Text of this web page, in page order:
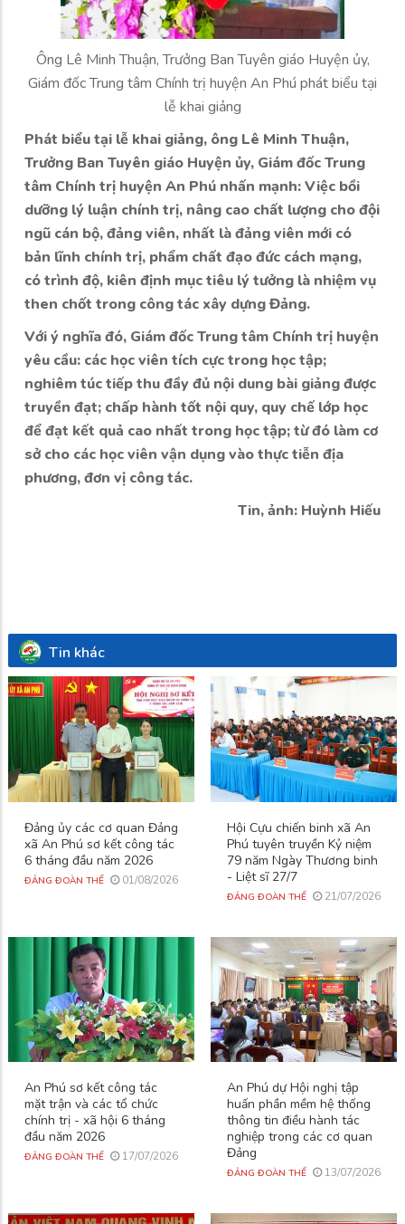
Ông Lê Minh Thuận, Trưởng Ban Tuyên giáo Huyện ủy,
Giám đốc Trung tâm Chính trị huyện An Phú phát biểu tại
lễ khai giảng
Phát biểu tại lễ khai giảng, ông Lê Minh Thuận,
Trưởng Ban Tuyên giáo Huyện ủy, Giám đốc Trung
tâm Chính trị huyện An Phú nhấn mạnh: Việc bồi
dưỡng lý luận chính trị, nâng cao chất lượng cho đội
ngũ cán bộ, đảng viên, nhất là đảng viên mới có
bản lĩnh chính trị, phẩm chất đạo đức cách mạng,
có trình độ, kiên định mục tiêu lý tưởng là nhiệm vụ
then chốt trong công tác xây dựng Đảng.
Với ý nghĩa đó, Giám đốc Trung tâm Chính trị huyện
yêu cầu: các học viên tích cực trong học tập;
nghiêm túc tiếp thu đầy đủ nội dung bài giảng được
truyền đạt; chấp hành tốt nội quy, quy chế lớp học
để đạt kết quả cao nhất trong học tập; từ đó làm cơ
sở cho các học viên vận dụng vào thực tiễn địa
phương, đơn vị công tác.
Tin, ảnh: Huỳnh Hiếu
Tin khác
Đảng ủy các cơ quan Đảng
xã An Phú sơ kết công tác
6 tháng đầu năm 2026
ĐẢNG ĐOÀN THỂ 01/08/2026
Hội Cựu chiến binh xã An
Phú tuyên truyền Kỷ niệm
79 năm Ngày Thương binh
- Liệt sĩ 27/7
ĐẢNG ĐOÀN THỂ 21/07/2026
An Phú sơ kết công tác
mặt trận và các tổ chức
chính trị - xã hội 6 tháng
đầu năm 2026
ĐẢNG ĐOÀN THỂ 17/07/2026
An Phú dự Hội nghị tập
huấn phần mềm hệ thống
thông tin điều hành tác
nghiệp trong các cơ quan
Đảng
ĐẢNG ĐOÀN THỂ 13/07/2026